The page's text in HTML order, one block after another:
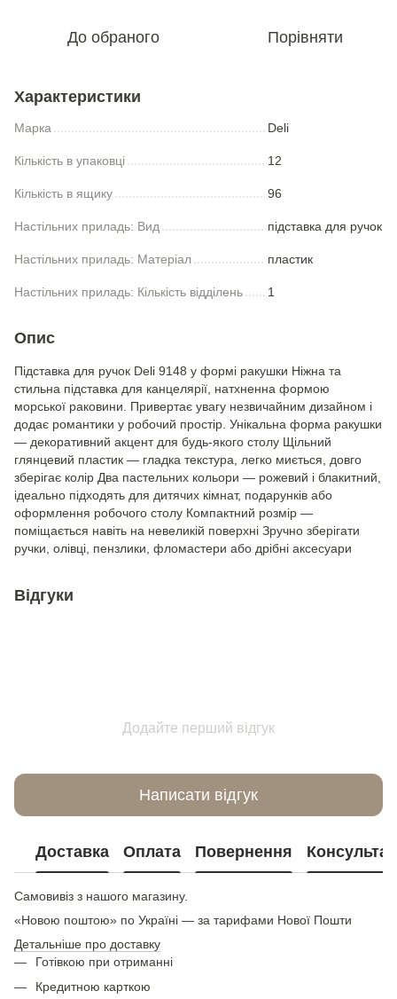
До обраного Порівняти
Характеристики
Марка Deli
Кількість в упаковці 12
Кількість в ящику 96
Настільних приладь: Вид підставка для ручок
Настільних приладь: Матеріал пластик
Настільних приладь: Кількість відділень 1
Опис
Підставка для ручок Deli 9148 у формі ракушки Ніжна та
стильна підставка для канцелярії, натхненна формою
морської раковини. Привертає увагу незвичайним дизайном і
додає романтики у робочий простір. Унікальна форма ракушки
— декоративний акцент для будь-якого столу Щільний
глянцевий пластик — гладка текстура, легко миється, довго
зберігає колір Два пастельних кольори — рожевий і блакитний,
ідеально підходять для дитячих кімнат, подарунків або
оформлення робочого столу Компактний розмір —
поміщається навіть на невеликій поверхні Зручно зберігати
ручки, олівці, пензлики, фломастери або дрібні аксесуари
Відгуки
Додайте перший відгук
Написати відгук
Доставка Оплата Повернення
Самовивіз з нашого магазину.
«Новою поштою» по Україні — за тарифами Нової Пошти
Детальніше про доставку
Готівкою при отриманні
Кредитною карткою